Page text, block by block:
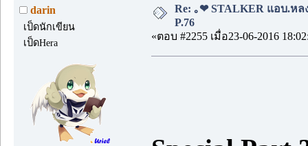
darin
เป็ดนักเขียน
เป็ดHera
Re: ｡❤ STALKER แอบ.หล
P.76
«ตอบ #2255 เมื่อ23-06-2016